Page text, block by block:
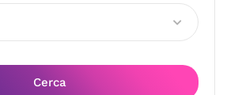
Cerca